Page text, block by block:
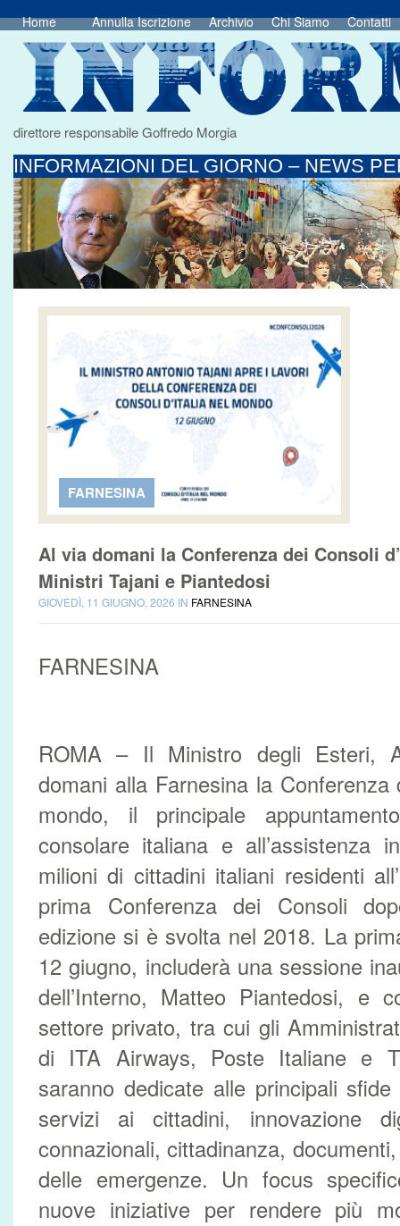
Home Annulla Iscrizione Archivio Chi Siamo Contatti
direttore responsabile Goffredo Morgia
INFORMAZIONI DEL GIORNO – NEWS
FARNESINA
Al via domani la Conferenza dei Consoli
Ministri Tajani e Piantedosi
GIOVEDÌ, 11 GIUGNO, 2026 IN FARNESINA
FARNESINA
ROMA – Il Ministro degli Esteri,
domani alla Farnesina la Conferenza
mondo, il principale
consolare italiana e all’assistenza
milioni di cittadini italiani residenti
prima Conferenza dei Consoli
edizione si è svolta nel 2018. La
12 giugno, includerà una sessione
dell’Interno, Matteo Piantedosi, e
settore privato, tra cui gli
di ITA Airways, Poste Italiane e
saranno dedicate alle principali
servizi ai cittadini, innovazione
connazionali, cittadinanza,
delle emergenze. Un focus
nuove iniziative per rendere più